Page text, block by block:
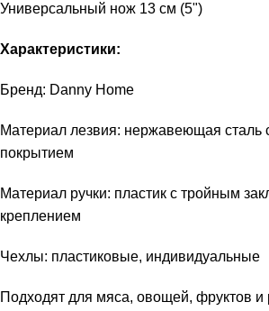
Универсальный нож 13 см (5")
Характеристики:
Бренд: Danny Home
Материал лезвия: нержавеющая сталь
покрытием
Материал ручки: пластик с тройным
креплением
Чехлы: пластиковые, индивидуальные
Подходят для мяса, овощей, фруктов